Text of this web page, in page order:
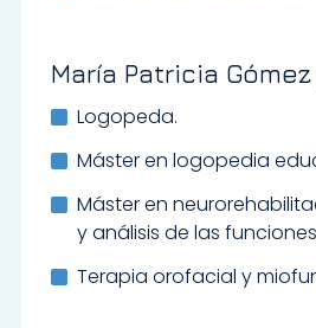
María Patricia Gómez
Logopeda.
Máster en logopedia
Máster en
y análisis de las
Terapia orofacial y